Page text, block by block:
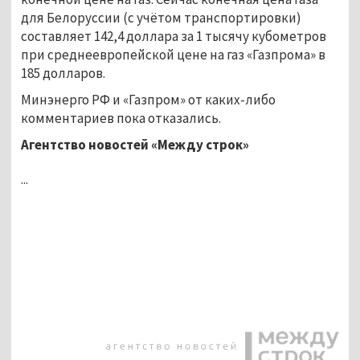
для Белоруссии (с учётом транспортировки)
составляет 142,4 доллара за 1 тысячу кубометров
при среднеевропейской цене на газ «Газпрома» в
185 долларов.
Минэнерго РФ и «Газпром» от каких-либо
комментариев пока отказались.
Агентство новостей «Между строк»
...